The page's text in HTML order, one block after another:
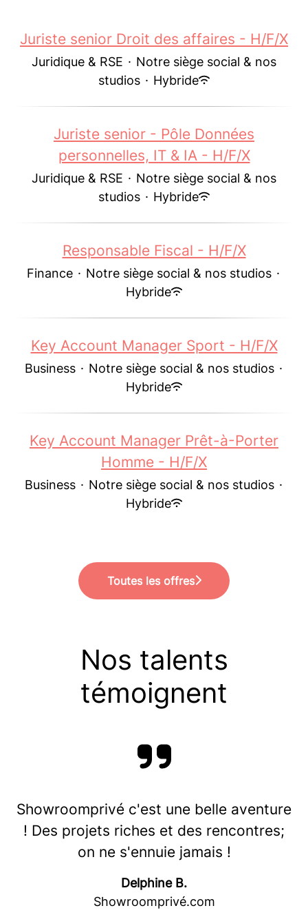
Juriste senior Droit des affaires - H/F/X
Juridique & RSE · Notre siège social & nos
studios · Hybride
Juriste senior - Pôle Données
personnelles, IT & IA - H/F/X
Juridique & RSE · Notre siège social & nos
studios · Hybride
Responsable Fiscal - H/F/X
Finance · Notre siège social & nos studios ·
Hybride
Key Account Manager Sport - H/F/X
Business · Notre siège social & nos studios ·
Hybride
Key Account Manager Prêt-à-Porter
Homme - H/F/X
Business · Notre siège social & nos studios ·
Hybride
Toutes les offres
Nos talents
témoignent
Showroomprivé c'est une belle aventure
! Des projets riches et des rencontres;
on ne s'ennuie jamais !
Delphine B.
Showroomprivé.com